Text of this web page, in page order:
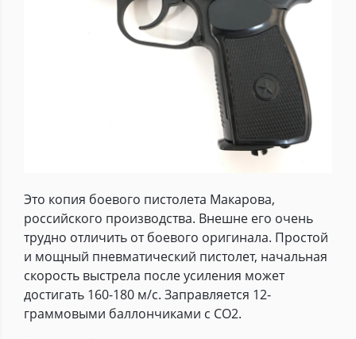
Это копия боевого пистолета Макарова,
российского производства. Внешне его очень
трудно отличить от боевого оригинала. Простой
и мощный пневматический пистолет, начальная
скорость выстрела после усиления может
достигать 160-180 м/с. Заправляется 12-
граммовыми баллончиками с CO2.